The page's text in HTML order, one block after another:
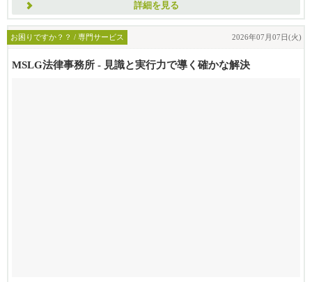
詳細を見る
お困りですか？？ / 専門サービス 2026年07月07日(火)
MSLG法律事務所 - 見識と実行力で導く確かな解決